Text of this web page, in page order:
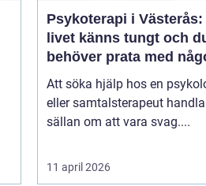
Psykoterapi i Västerås:
livet känns tungt och
behöver prata med
Att söka hjälp hos en
eller samtalsterapeut
sällan om att vara svag....
11 april 2026